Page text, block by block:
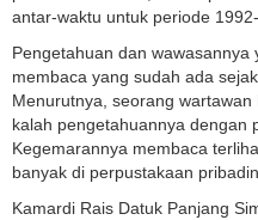
antar-waktu untuk periode
Pengetahuan dan
membaca yang sudah ada
Menurutnya, seorang
kalah pengetahuannya dengan
Kegemarannya membaca
banyak di perpustakaan
Kamardi Rais Datuk Panjang